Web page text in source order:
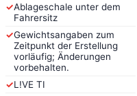
✓Ablageschale unter dem
Fahrersitz
✓Gewichtsangaben zum
Zeitpunkt der Erstellung
vorläufig; Änderungen
vorbehalten.
✓L!VE TI